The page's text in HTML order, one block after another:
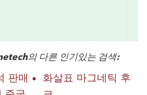
의 다른 인기있는 검색:
판매
화살표 마그네틱 후